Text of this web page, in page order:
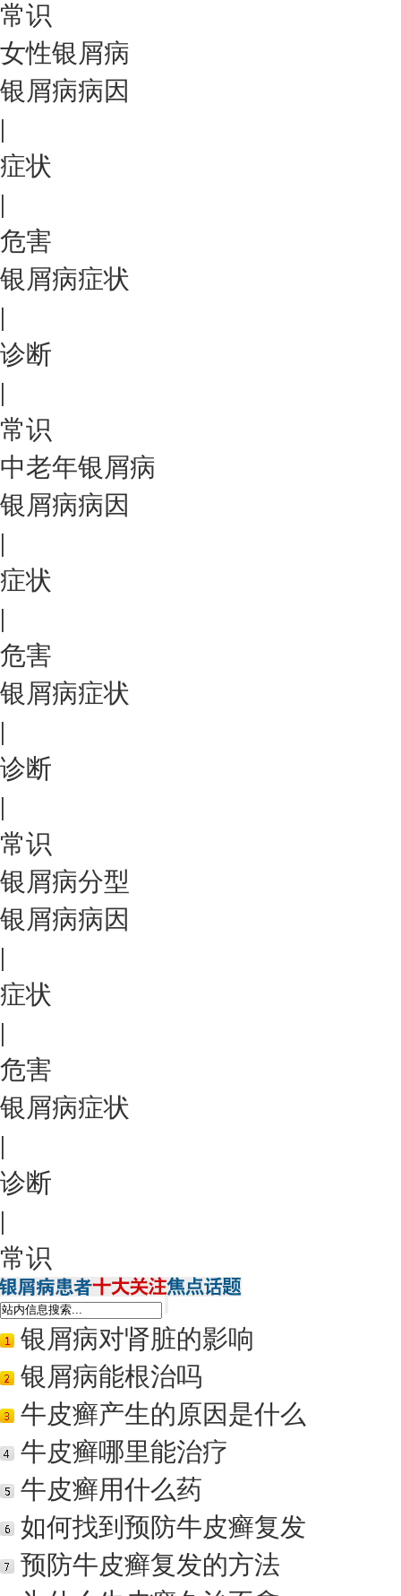
常识
女性银屑病
银屑病病因
|
症状
|
危害
银屑病症状
|
诊断
|
常识
中老年银屑病
银屑病病因
|
症状
|
危害
银屑病症状
|
诊断
|
常识
银屑病分型
银屑病病因
|
症状
|
危害
银屑病症状
|
诊断
|
常识
银屑病对肾脏的影响
银屑病能根治吗
牛皮癣产生的原因是什么
牛皮癣哪里能治疗
牛皮癣用什么药
如何找到预防牛皮癣复发
预防牛皮癣复发的方法